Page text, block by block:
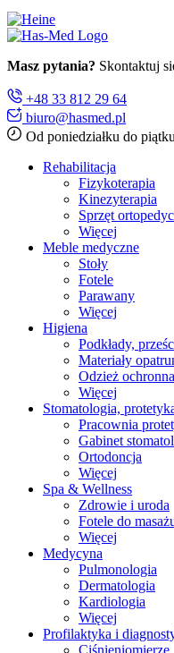
Masz pytania? Skontaktuj
+48 33 812 29 64
biuro@hasmed.pl
Od poniedziałku do
Rehabilitacja
Fizykoterapia
Kinezyterapia
Sprzęt
Więcej
Meble medyczne
Stoły
Fotele
Parawany
Więcej
Higiena
Podkłady,
Materiały
Odzież ochronna
Więcej
Stomatologia,
Pracownia
Gabinet
Ortodoncja
Więcej
Spa & Wellness
Zdrowie i uroda
Fotele do
Więcej
Medycyna
Pulmonologia
Dermatologia
Kardiologia
Więcej
Profilaktyka i
Ciśnieniomierze